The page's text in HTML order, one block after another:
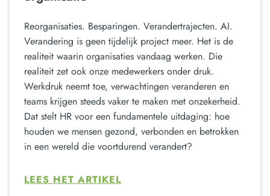
Reorganisaties. Besparingen. Verandertrajecten. AI.
Verandering is geen tijdelijk project meer. Het is de
realiteit waarin organisaties vandaag werken. Die
realiteit zet ook onze medewerkers onder druk.
Werkdruk neemt toe, verwachtingen veranderen en
teams krijgen steeds vaker te maken met onzekerheid.
Dat stelt HR voor een fundamentele uitdaging: hoe
houden we mensen gezond, verbonden en betrokken
in een wereld die voortdurend verandert?
LEES HET ARTIKEL